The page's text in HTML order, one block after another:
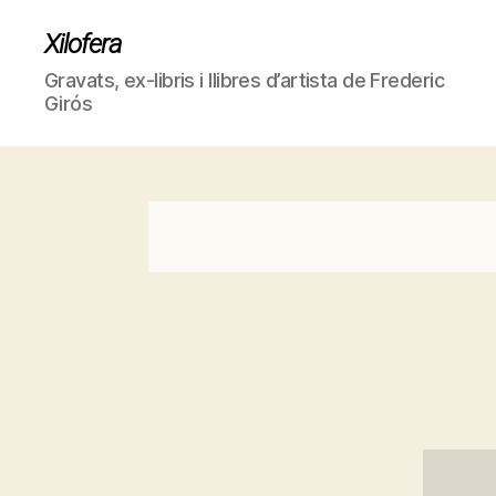
Xilofera
Gravats, ex-libris i llibres d’artista de Frederic
Girós